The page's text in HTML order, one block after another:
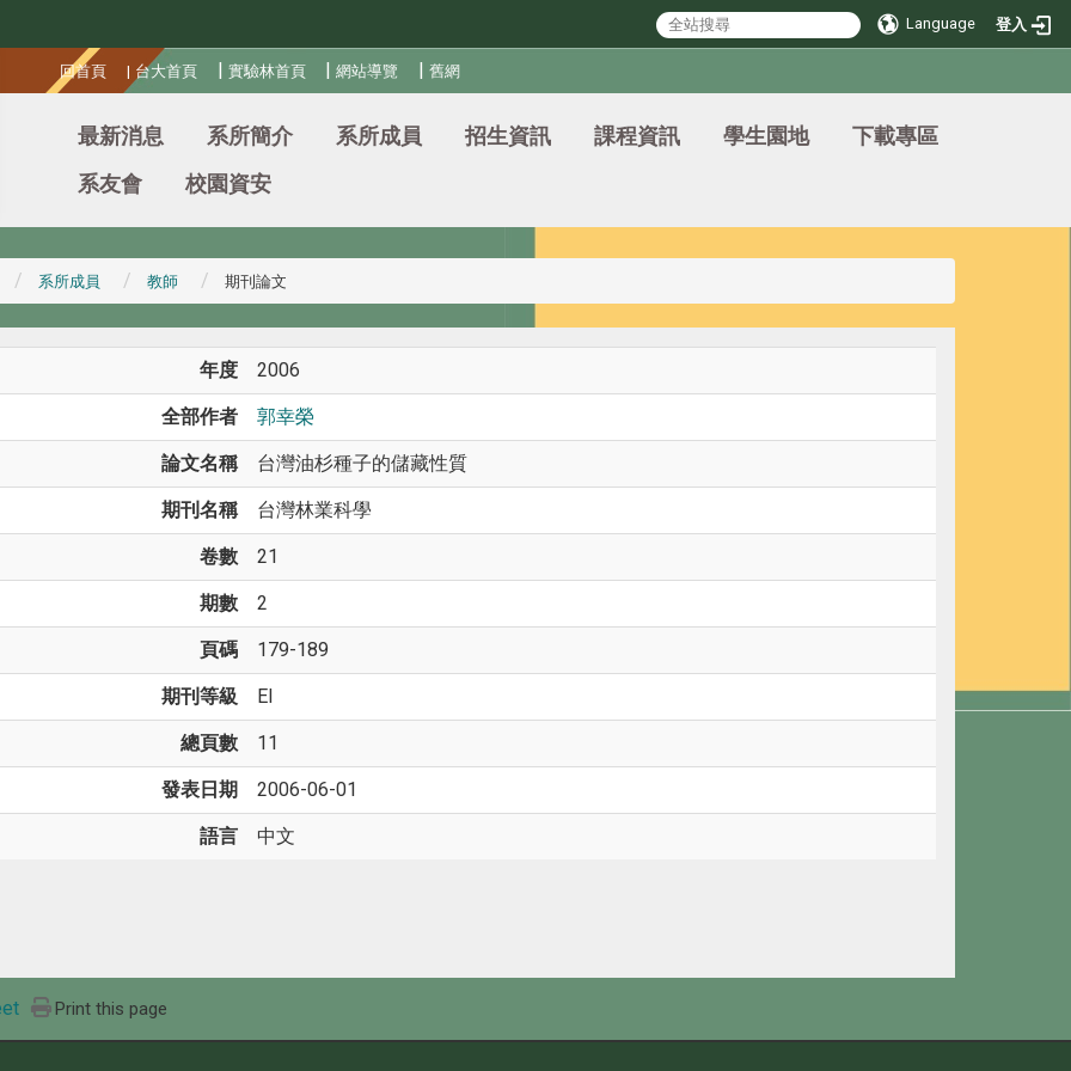
Language 登入
回首頁 | 台大首頁 | 實驗林首頁 |網站導覽 |舊網
最新消息 系所簡介 系所成員 招生資訊 課程資訊 學生園地
下載專區
系友會
校園資安
系所成員 教師 期刊論文
年度 2006
全部作者 郭幸榮
論文名稱 台灣油杉種子的儲藏性質
期刊名稱 台灣林業科學
卷數 21
期數 2
頁碼 179-189
期刊等級 EI
總頁數 11
發表日期 2006-06-01
語言 中文
Print this page